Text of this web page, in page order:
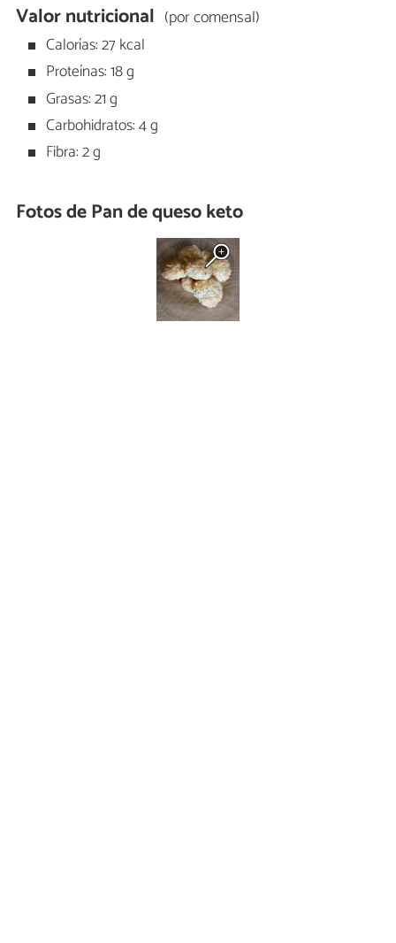
Valor nutricional (por comensal)
Calorías: 27 kcal
Proteínas: 18 g
Grasas: 21 g
Carbohidratos: 4 g
Fibra: 2 g
Fotos de Pan de queso keto